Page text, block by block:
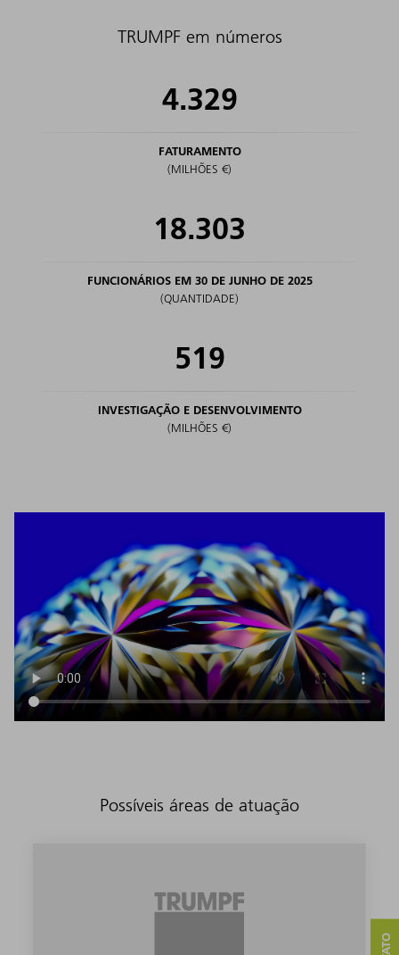
TRUMPF em números
4.329
FATURAMENTO
(MILHÕES €)
18.303
FUNCIONÁRIOS EM 30 DE JUNHO DE 2025
(QUANTIDADE)
519
INVESTIGAÇÃO E DESENVOLVIMENTO
(MILHÕES €)
Possíveis áreas de atuação